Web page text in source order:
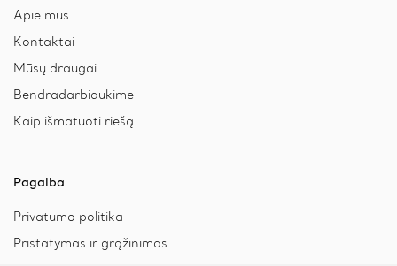
Apie mus
Kontaktai
Mūsų draugai
Bendradarbiaukime
Kaip išmatuoti riešą
Pagalba
Privatumo politika
Pristatymas ir grąžinimas